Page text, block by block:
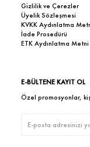
Gizlilik ve Çerezler
Üyelik Sözleşmesi
KVKK Aydınlatma
İade Prosedürü
ETK Aydınlatma Metni
E-BÜLTENE KAYIT OL
Özel promosyonlar,